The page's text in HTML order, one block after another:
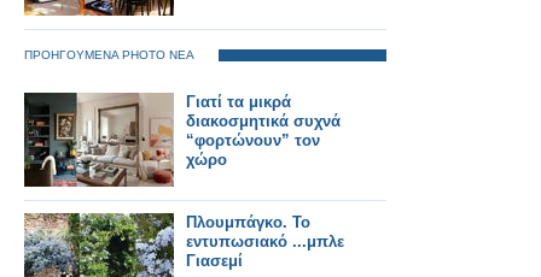
ΠΡΟΗΓΟΥΜΕΝΑ PHOTO ΝΕΑ
Γιατί τα μικρά
διακοσμητικά συχνά
“φορτώνουν” τον
χώρο
Πλουμπάγκο. Το
εντυπωσιακό ...μπλε
Γιασεμί